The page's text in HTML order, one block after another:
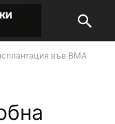
във ВМА